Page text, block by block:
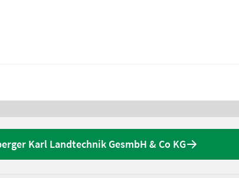
Karl Landtechnik GesmbH & Co KG